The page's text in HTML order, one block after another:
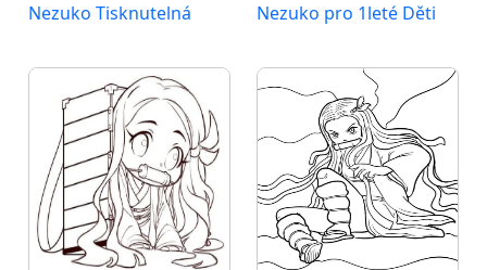
Nezuko Tisknutelná Nezuko pro 1leté Děti